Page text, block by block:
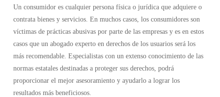
Un consumidor es cualquier persona física o jurídica que adquiere o
contrata bienes y servicios. En muchos casos, los consumidores son
víctimas de prácticas abusivas por parte de las empresas y es en estos
casos que un abogado experto en derechos de los usuarios será los
más recomendable. Especialistas con un extenso conocimiento de las
normas estatales destinadas a proteger sus derechos, podrá
proporcionar el mejor asesoramiento y ayudarlo a lograr los
resultados más beneficiosos.